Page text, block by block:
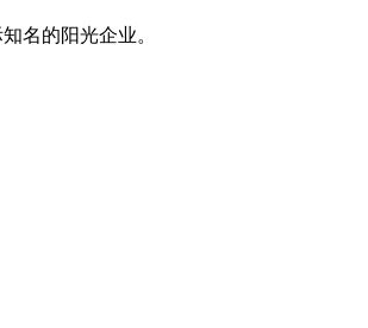
名的阳光企业。